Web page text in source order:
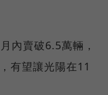
內賣破6.5萬輛，
有望讓光陽在11